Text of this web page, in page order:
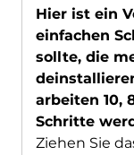
Hier ist ein
einfachen
sollte, die
arbeiten 10,
Schritte
Ziehen Sie